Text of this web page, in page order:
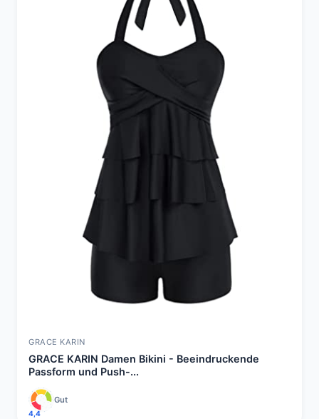
GRACE KARIN
GRACE KARIN Damen Bikini - Beeindruckende
Passform und Push-...
4,4
Gut